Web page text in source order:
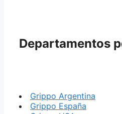
Departamentos
Grippo Argentina
Grippo España